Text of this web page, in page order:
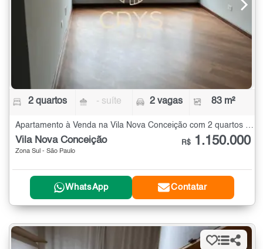
2 quartos - suíte 2 vagas 83 m²
Vila Nova Conceição
Zona Sul - São Paulo
R$ 1.150.000
WhatsApp Contatar